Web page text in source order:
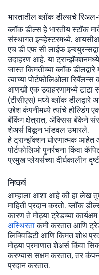
भारतातील ब्लॉक डील्सचे
ब्लॉक डील्स हे भारतीय स्टॉक
संस्थागत इन्व्हेस्टरमध्ये.
एच डी एफ सी लाईफ
उदाहरण आहे. या
जास्त किंमतीच्या ब्लॉक डीलद्वारे
त्याच्या पोर्टफोलिओला रिबॅलन्स
आणखी एक उदाहरणामध्ये टाटा
(टीसीएस) मध्ये ब्लॉक डीलद्वारे
उद्देश कंपनीमध्ये त्यांचे होल्डिंग
बँकिंग क्षेत्रात, ॲक्सिस बँकेने
शेअर्स विकून भांडवल उभारले.
हे ट्रान्झॅक्शन धोरणात्मक आहेत
पोर्टफोलिओ पुनर्रचना किंवा
प्रमुख प्लेयर्सच्या दीर्घकालीन
निष्कर्ष
आम्हाला आशा आहे की हा लेख
माहिती प्रदान करतो. ब्लॉक
कारण ते मोठ्या ट्रेडच्या
अस्थिरताकमी करतात आणि
लिक्विडिटी आणि किंमत शोध
मोठ्या प्रमाणात शेअर्स किंवा
करण्यास सक्षम करतात, तर
प्रदान करतात.